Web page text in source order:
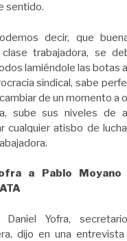
sentido.
decir, que
trabajadora, se
lamiéndole las botas
sindical, sabe
de un momento a
sube sus niveles de
cualquier atisbo de
a Pablo Moyano
Yofra,
dijo en una